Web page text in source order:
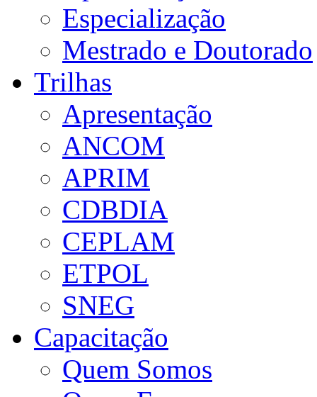
Especialização
Mestrado e Doutorado
Trilhas
Apresentação
ANCOM
APRIM
CDBDIA
CEPLAM
ETPOL
SNEG
Capacitação
Quem Somos